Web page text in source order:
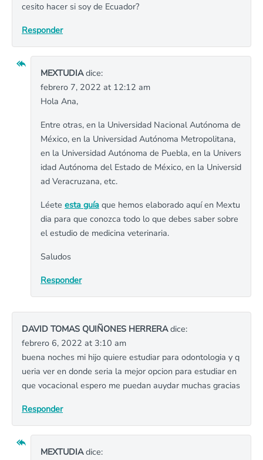
cesito hacer si soy de Ecuador?
Responder
MEXTUDIAdice:
febrero 7, 2022 at 12:12 am
Hola Ana,
Entre otras, en la Universidad Nacional Autónoma de
México, en la Universidad Autónoma Metropolitana,
en la Universidad Autónoma de Puebla, en la Univers
idad Autónoma del Estado de México, en la Universid
ad Veracruzana, etc.
Léete esta guía que hemos elaborado aquí en Mextu
dia para que conozca todo lo que debes saber sobre
el estudio de medicina veterinaria.
Saludos
Responder
DAVID TOMAS QUIÑONES HERRERAdice:
febrero 6, 2022 at 3:10 am
buena noches mi hijo quiere estudiar para odontologia y q
ueria ver en donde seria la mejor opcion para estudiar en
que vocacional espero me puedan auydar muchas gracias
Responder
MEXTUDIAdice: